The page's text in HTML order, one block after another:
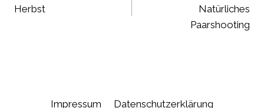
Herbst
Natürliches
Paarshooting
Impressum Datenschutzerklärung